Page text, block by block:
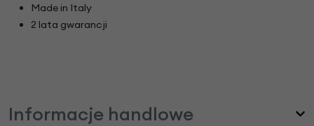
Made in Italy
2 lata gwarancji
Informacje handlowe